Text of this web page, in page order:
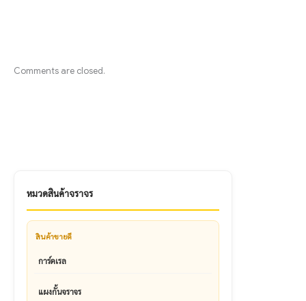
หมวดสินค้าจราจร
สินค้าขายดี
การ์ดเรล
แผงกั้นจราจร
Comments are closed.